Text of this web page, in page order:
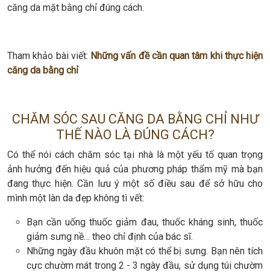
căng da mặt bằng chỉ đúng cách.
Tham khảo bài viết: Những vấn đề cần quan tâm khi thực hiện
căng da bằng chỉ
CHĂM SÓC SAU CĂNG DA BẰNG CHỈ NHƯ
THẾ NÀO LÀ ĐÚNG CÁCH?
Có thể nói cách chăm sóc tại nhà là một yếu tố quan trọng
ảnh hưởng đến hiệu quả của phương pháp thẩm mỹ mà bạn
đang thực hiện. Cần lưu ý một số điều sau để sở hữu cho
mình một làn da đẹp không tì vết:
Bạn cần uống thuốc giảm đau, thuốc kháng sinh, thuốc
giảm sưng nề… theo chỉ định của bác sĩ.
Những ngày đầu khuôn mặt có thể bị sưng. Bạn nên tích
cực chườm mát trong 2 - 3 ngày đầu, sử dụng túi chườm